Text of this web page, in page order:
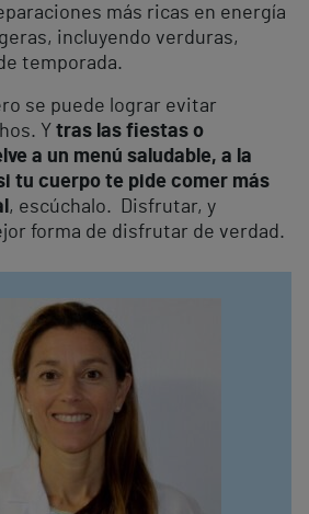
más ricas en energía
incluyendo verduras,
temporada.
se puede lograr evitar
Y tras las fiestas o
a un menú saludable, a la
tu cuerpo te pide comer más
, escúchalo. Disfrutar, y
forma de disfrutar de verdad.